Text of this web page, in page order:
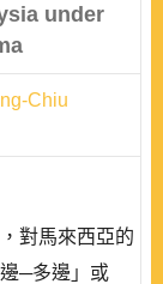
under
Chiu
對馬來西亞的
─多邊」或